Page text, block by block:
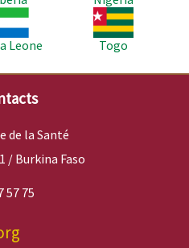
Leone
Image
Togo
de la Santé
/ Burkina Faso
57 75